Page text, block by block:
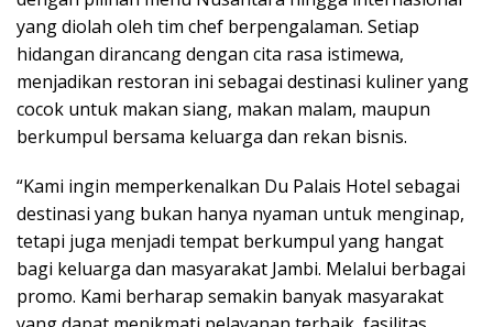
yang diolah oleh tim chef berpengalaman. Setiap
hidangan dirancang dengan cita rasa istimewa,
menjadikan restoran ini sebagai destinasi kuliner yang
cocok untuk makan siang, makan malam, maupun
berkumpul bersama keluarga dan rekan bisnis.
“Kami ingin memperkenalkan Du Palais Hotel sebagai
destinasi yang bukan hanya nyaman untuk menginap,
tetapi juga menjadi tempat berkumpul yang hangat
bagi keluarga dan masyarakat Jambi. Melalui berbagai
promo. Kami berharap semakin banyak masyarakat